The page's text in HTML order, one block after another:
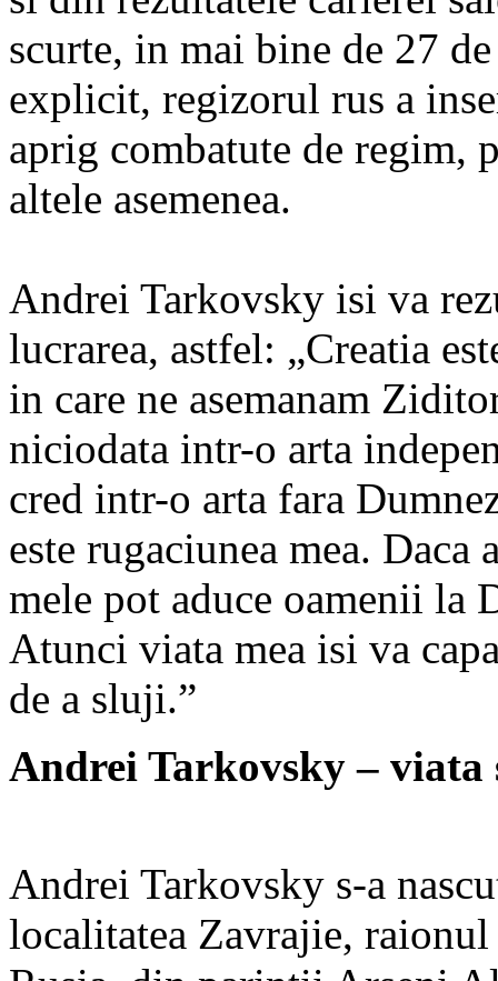
scurte, in mai bine de 27
explicit, regizorul rus a
aprig combatute de regim,
altele asemenea.
Andrei Tarkovsky isi va
lucrarea, astfel: „Creatia
in care ne asemanam
niciodata intr-o arta
cred intr-o arta fara
este rugaciunea mea. Daca
mele pot aduce oamenii la
Atunci viata mea isi va
de a sluji.”
Andrei Tarkovsky – viata
Andrei Tarkovsky s-a
localitatea Zavrajie,